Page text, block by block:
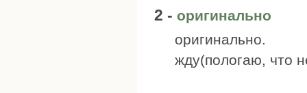
2 - оригинально
оригинально.
жду(пологаю, что